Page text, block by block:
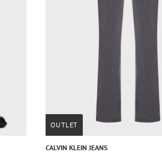
OUTLET
CALVIN KLEIN JEANS